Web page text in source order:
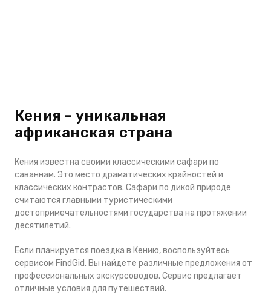
Кения – уникальная
африканская страна
Кения известна своими классическими сафари по
саваннам. Это место драматических крайностей и
классических контрастов. Сафари по дикой природе
считаются главными туристическими
достопримечательностями государства на протяжении
десятилетий.
Если планируется поездка в Кению, воспользуйтесь
сервисом FindGid. Вы найдете различные предложения от
профессиональных экскурсоводов. Сервис предлагает
отличные условия для путешествий.